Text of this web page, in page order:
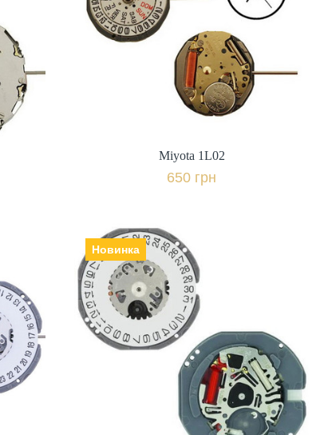
Виробник: Японія,
650 грн.
+ порівняти
Miyota 1L02
650 грн
Новинка
Epson vj32(3)
Виробник: Японія,
450 грн.
+ порівняти